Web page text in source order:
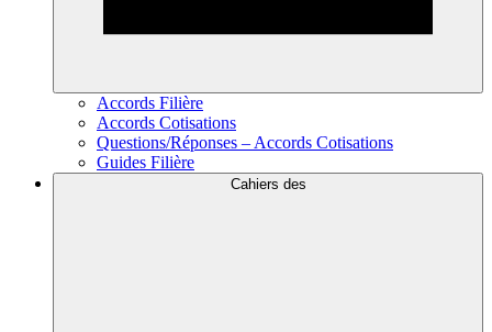
Accords Filière
Accords Cotisations
Questions/Réponses – Accords Cotisations
Guides Filière
Cahiers des